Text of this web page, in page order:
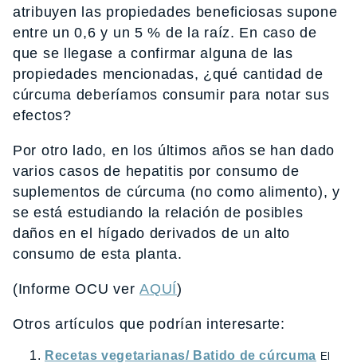
atribuyen las propiedades beneficiosas supone
entre un 0,6 y un 5 % de la raíz. En caso de
que se llegase a confirmar alguna de las
propiedades mencionadas, ¿qué cantidad de
cúrcuma deberíamos consumir para notar sus
efectos?
Por otro lado, en los últimos años se han dado
varios casos de hepatitis por consumo de
suplementos de cúrcuma (no como alimento), y
se está estudiando la relación de posibles
daños en el hígado derivados de un alto
consumo de esta planta.
(Informe OCU verAQUÍ)
Otros artículos que podrían interesarte:
Recetas vegetarianas/ Batido de cúrcuma El